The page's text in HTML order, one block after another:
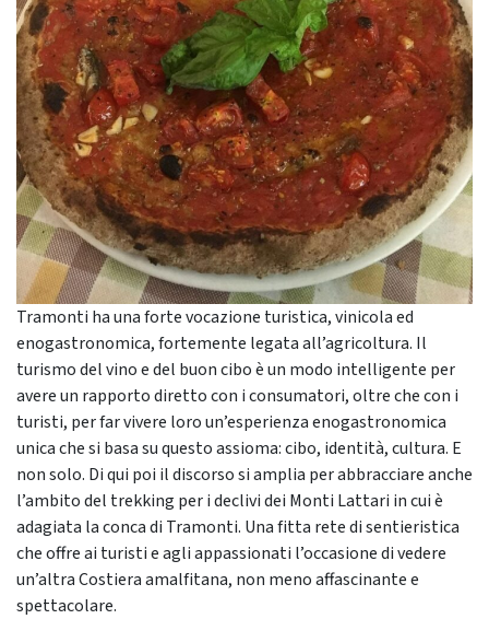
Tramonti ha una forte vocazione turistica, vinicola ed
enogastronomica, fortemente legata all’agricoltura. Il
turismo del vino e del buon cibo è un modo intelligente per
avere un rapporto diretto con i consumatori, oltre che con i
turisti, per far vivere loro un’esperienza enogastronomica
unica che si basa su questo assioma: cibo, identità, cultura. E
non solo. Di qui poi il discorso si amplia per abbracciare anche
l’ambito del trekking per i declivi dei Monti Lattari in cui è
adagiata la conca di Tramonti. Una fitta rete di sentieristica
che offre ai turisti e agli appassionati l’occasione di vedere
un’altra Costiera amalfitana, non meno affascinante e
spettacolare.